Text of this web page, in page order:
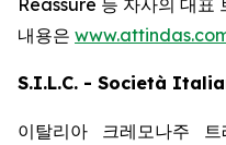
Reassure 등 자사의 대표
내용은
S.I.L.C. - Società
이탈리아 크레모나주 트